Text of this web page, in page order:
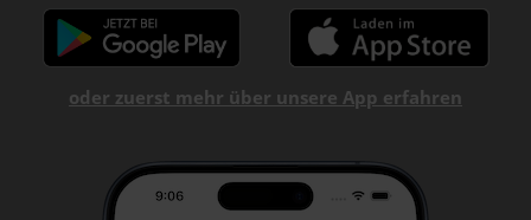
oder zuerst mehr über unsere App erfahren